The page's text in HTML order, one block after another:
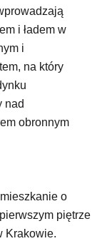
i ładem w
i
na który
nad
obronnym
mieszkanie o
piętrze
Krakowie.